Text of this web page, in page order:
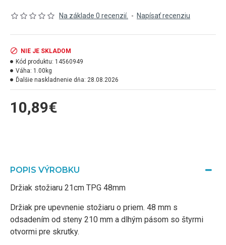
Na základe 0 recenzií. - Napísať recenziu
10,89€
NIE JE SKLADOM
Kód produktu: 14560949
Váha: 1.00kg
Ďalšie naskladnenie dňa: 28.08.2026
POPIS VÝROBKU
Držiak stožiaru 21cm TPG 48mm
Držiak pre upevnenie stožiaru o priem. 48 mm s
odsadením od steny 210 mm a dlhým pásom so štyrmi
otvormi pre skrutky.